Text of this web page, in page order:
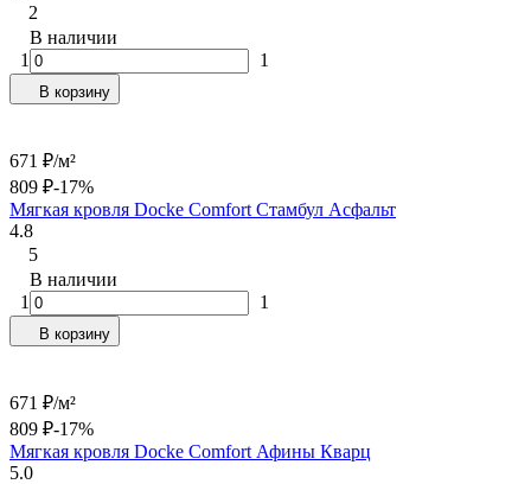
2
В наличии
1
1
В корзину
671 ₽/м²
809 ₽-17%
Мягкая кровля Docke Сomfort Стамбул Асфальт
4.8
5
В наличии
1
1
В корзину
671 ₽/м²
809 ₽-17%
Мягкая кровля Docke Сomfort Афины Кварц
5.0